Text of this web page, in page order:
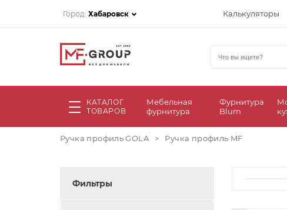
Город: Хабаровск Калькуляторы
КАТАЛОГ
ТОВАРОВ
Мебельная
фурнитура
Фурнитура
Blum
Ручка профиль GOLA > Ручка профиль MF
Фильтры